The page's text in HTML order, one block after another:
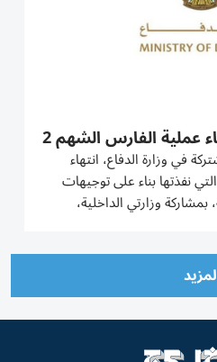
عملية الفارس الشهم 2
في وزارة الدفاع، انتهاء
«الفارس الشـهم 2» التي نفذتها بناء على توجيهات
وزارتي الداخلية،